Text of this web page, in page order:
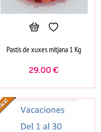
Pastís de xuxes mitjana 1 Kg
29.00€